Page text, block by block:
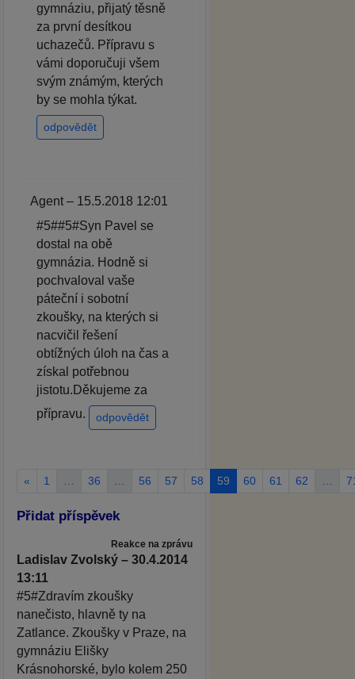
gymnáziu, přijatý těsně
za první desítkou
uchazečů. Přípravu s
vámi doporučuji všem
svým známým, kterých
by se mohla týkat.
odpovědět
Agent – 15.5.2018 12:01
#5##5#Syn Pavel se
dostal na obě
gymnázia. Hodně si
pochvaloval vaše
páteční i sobotní
zkoušky, na kterých si
nacvičil řešení
obtížných úloh na čas a
získal potřebnou
jistotu.Děkujeme za
přípravu.
odpovědět
« 1 36 56 57 58 59 60 61 62
Přidat příspěvek
Reakce na zprávu
Ladislav Zvolský – 30.4.2014
13:11
#5#Zdravím zkoušky
nanečisto, hlavně ty na
Zatlance. Zkoušky v Praze, na
gymnáziu Elišky
Krásnohorské, bylo kolem 250